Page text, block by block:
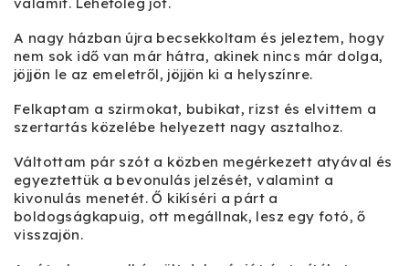
A nagy házban újra becsekkoltam és jeleztem, hogy
nem sok idő van már hátra, akinek nincs már dolga,
jöjjön le az emeletről, jöjjön ki a helyszínre.
Felkaptam a szirmokat, bubikat, rizst és elvittem a
szertartás közelébe helyezett nagy asztalhoz.
Váltottam pár szót a közben megérkezett atyával és
egyeztettük a bevonulás jelzését, valamint a
kivonulás menetét. Ő kikíséri a párt a
boldogságkapuig, ott megállnak, lesz egy fotó, ő
visszajön.